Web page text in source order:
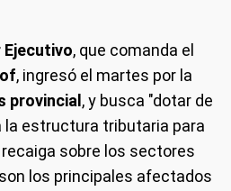
Ejecutivo, que comanda el
, ingresó el martes por la
provincial , y busca "dotar de
la estructura tributaria para
sobre los sectores
los principales afectados